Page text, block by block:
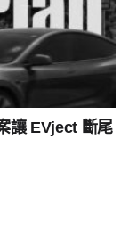
讓 EVject 斷尾